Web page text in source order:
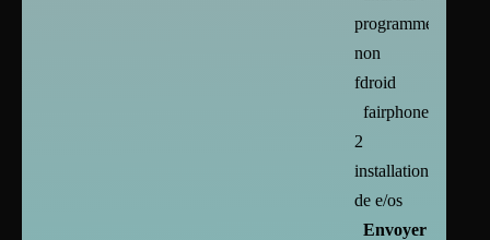
programmes
non
fdroid
fairphone
2
installation
de e/os
Envoyer